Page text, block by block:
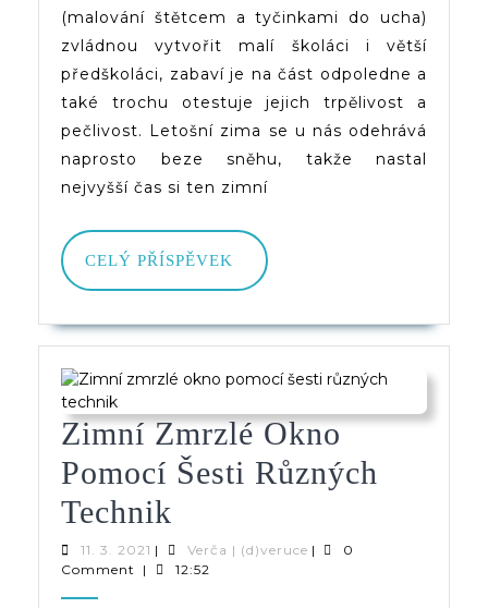
(malování štětcem a tyčinkami do ucha)
zvládnou vytvořit malí školáci i větší
předškoláci, zabaví je na část odpoledne a
také trochu otestuje jejich trpělivost a
pečlivost. Letošní zima se u nás odehrává
naprosto beze sněhu, takže nastal
nejvyšší čas si ten zimní
CELÝ PŘÍSPĚVEK
CELÝ
PŘÍSPĚVEK
Zimní Zmrzlé Okno
Pomocí Šesti Různých
Technik
Zmrzlé
11. 3. 2021 11.
3.
| Verča | (d)veruceVerča
|
0
Comment
| 12:52